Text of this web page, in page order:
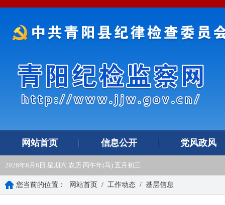
网站首页 信息公开 党风政风
2026年8月8日 星期六 农历 丙午年(马) 五月初三
您当前的位置： 网站首页 / 工作动态 / 基层信息